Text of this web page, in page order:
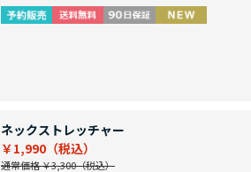
ネックストレッチャー
￥1,990
通常価格 ￥3,300